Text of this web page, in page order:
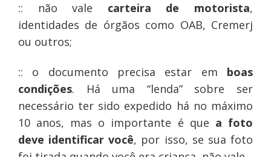
:: não vale carteira de motorista,
identidades de órgãos como OAB, Cremerj
ou outros;
:: o documento precisa estar em boas
condições. Há uma “lenda” sobre ser
necessário ter sido expedido há no máximo
10 anos, mas o importante é que a foto
deve identificar você, por isso, se sua foto